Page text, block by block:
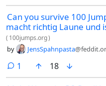
Can you survive 100
macht richtig Laune und
( 100jumps.org)
by JensSpahnpasta
1 comment
18